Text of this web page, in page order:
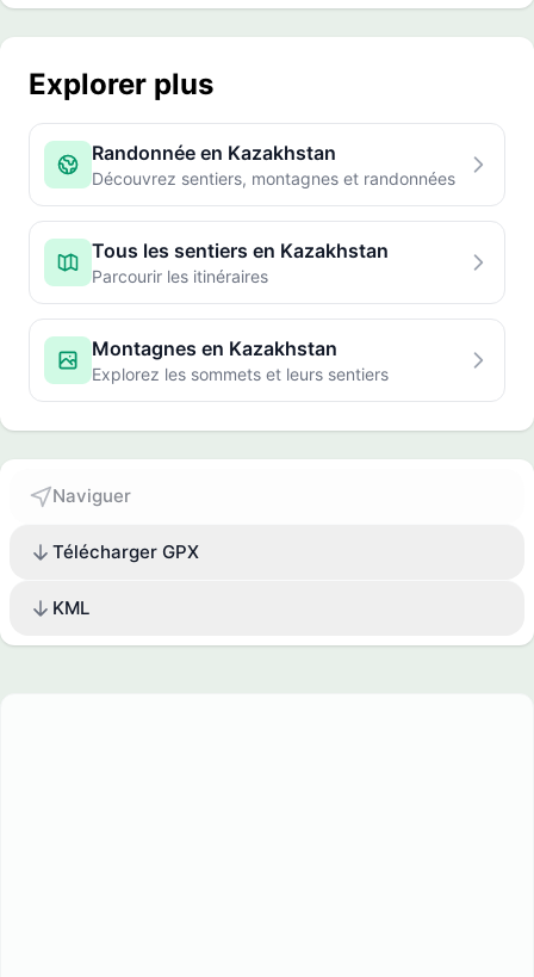
Explorer plus
Randonnée en Kazakhstan
Découvrez sentiers, montagnes et randonnées
Tous les sentiers en Kazakhstan
Parcourir les itinéraires
Montagnes en Kazakhstan
Explorez les sommets et leurs sentiers
Naviguer
Télécharger GPX
KML